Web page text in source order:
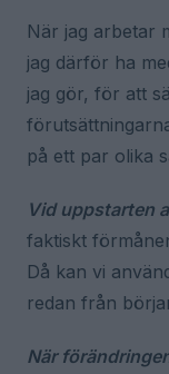
När jag arbetar
jag därför ha
jag gör, för att
på ett par olika
Vid uppstarten
faktiskt
Då kan vi
redan från
När